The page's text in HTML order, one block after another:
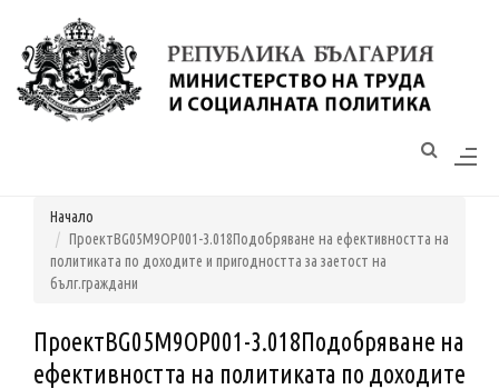
Моля,
обърнете
достъпност.
Начало
ПроектBG05M9OP001-3.018Подобряване на ефективността на
политиката по доходите и пригодността за заетост на
бълг.граждани
ПроектBG05M9OP001-3.018Подобряване на
ефективността на политиката по доходите